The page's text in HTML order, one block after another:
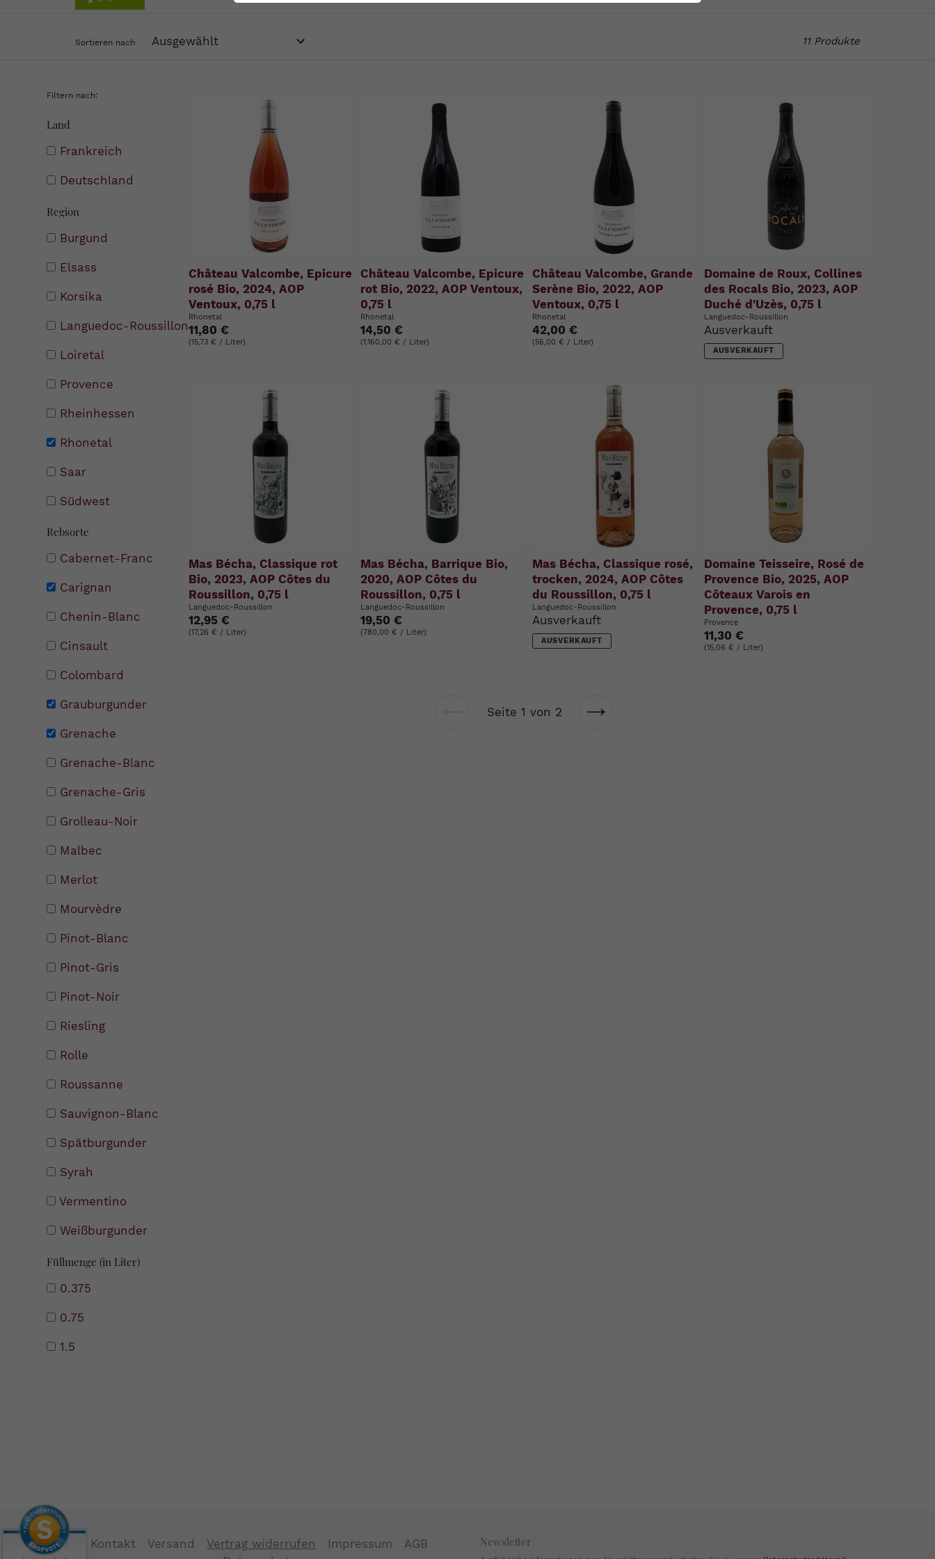
Sortieren nach 11 Produkte
Filtern nach:
Land
Frankreich
Deutschland
Region
Burgund
Elsass
Korsika
Languedoc-Roussillon
Loiretal
Provence
Rheinhessen
Rhonetal
Saar
Südwest
Rebsorte
Cabernet-Franc
Carignan
Chenin-Blanc
Cinsault
Colombard
Grauburgunder
Grenache
Grenache-Blanc
Grenache-Gris
Grolleau-Noir
Malbec
Merlot
Mourvèdre
Pinot-Blanc
Pinot-Gris
Pinot-Noir
Riesling
Rolle
Roussanne
Sauvignon-Blanc
Spätburgunder
Syrah
Vermentino
Weißburgunder
Füllmenge (in Liter)
0.375
0.75
1.5
Château Valcombe, Epicure
rosé Bio, 2024, AOP
Ventoux, 0,75 l
Rhonetal
11,80 €
(15,73 € / Liter)
Château Valcombe, Epicure
rot Bio, 2022, AOP Ventoux,
0,75 l
Rhonetal
14,50 €
(1.160,00 € / Liter)
Château Valcombe, Grande
Serène Bio, 2022, AOP
Ventoux, 0,75 l
Rhonetal
42,00 €
(56,00 € / Liter)
Domaine de Roux, Collines
des Rocals Bio, 2023, AOP
Duché d'Uzès, 0,75 l
Languedoc-Roussillon
Ausverkauft
AUSVERKAUFT
Mas Bécha, Classique rot
Bio, 2023, AOP Côtes du
Roussillon, 0,75 l
Languedoc-Roussillon
12,95 €
(17,26 € / Liter)
Mas Bécha, Barrique Bio,
2020, AOP Côtes du
Roussillon, 0,75 l
Languedoc-Roussillon
19,50 €
(780,00 € / Liter)
Mas Bécha, Classique rosé,
trocken, 2024, AOP Côtes
du Roussillon, 0,75 l
Languedoc-Roussillon
Ausverkauft
AUSVERKAUFT
Domaine Teisseire, Rosé de
Provence Bio, 2025, AOP
Côteaux Varois en
Provence, 0,75 l
Provence
11,30 €
(15,06 € / Liter)
Vorherige
Seite 1 von 2
Nächste
Kontakt Versand Vertrag widerrufen Impressum
AGB
Newsletter